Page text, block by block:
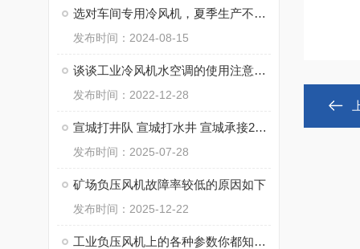
选对车间专用冷风机，夏季生产不再愁！
发布时间：2024-08-15
谈谈工业冷风机水空调的使用注意事项及清洗要点
发布时间：2022-12-28
宣城打井队 宣城打水井 宣城承接20-800米水井施工快捷
发布时间：2025-07-28
矿场负压风机故障率较低的原因如下
发布时间：2025-12-22
工业负压风机上的各种参数你都知道是什么意思吗？